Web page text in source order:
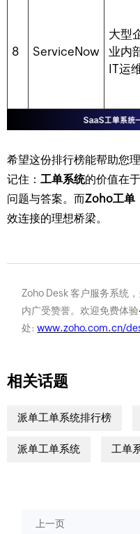
8 ServiceNow
大型
业内
IT运
希望这份排行榜能帮助您
记住： 工单系统的价值在
问题与答案。而Zoho工单
效连接的理想桥梁。
Zoho Desk 客户服务系统
内广受赞誉。欢迎免费体验
处:www.zoho.com.cn/
相关话题
派单工单系统排行榜
派单工单系统 工单
上一页